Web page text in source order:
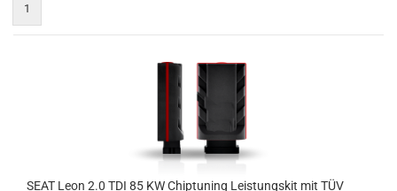
1
SEAT Leon 2.0 TDI 85 KW Chiptuning Leistungskit mit TÜV